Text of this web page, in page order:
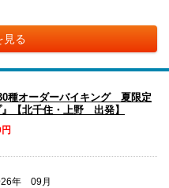
見る
種オーダーバイキング 夏限定
【北千住・上野 出発】
年 09月